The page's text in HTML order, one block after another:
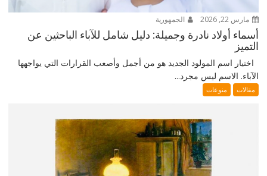
مارس 22, 2026 الجمهورية
أسماء أولاد نادرة وجميلة: دليل شامل للآباء الباحثين عن
التميز
اختيار اسم المولود الجديد هو من أجمل وأصعب القرارات التي يواجهها
الآباء. الاسم ليس مجرد...
مقالات منوعات